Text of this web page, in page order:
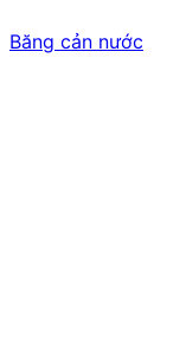
Băng cản nước